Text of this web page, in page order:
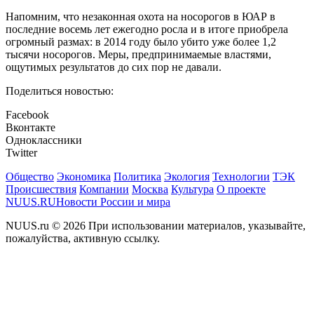
Напомним, что незаконная охота на носорогов в ЮАР в
последние восемь лет ежегодно росла и в итоге приобрела
огромный размах: в 2014 году было убито уже более 1,2
тысячи носорогов. Меры, предпринимаемые властями,
ощутимых результатов до сих пор не давали.
Поделиться новостью:
Facebook
Вконтакте
Одноклассники
Twitter
Общество Экономика Политика Экология Технологии ТЭК
Происшествия Компании Москва Культура О проекте
NUUS.RUНовости России и мира
NUUS.ru © 2026 При использовании материалов, указывайте,
пожалуйства, активную ссылку.